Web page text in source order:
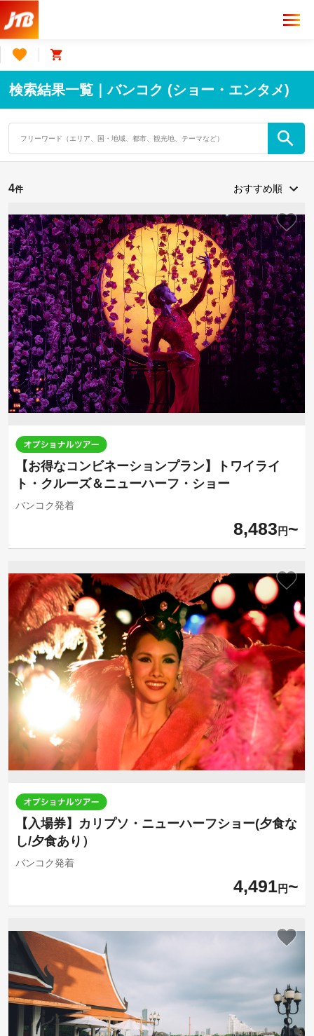
検索結果一覧｜バンコク (ショー・エンタメ)
4件
【お得なコンビネーションプラン】トワイライ
ト・クルーズ＆ニューハーフ・ショー
バンコク発着
8,483 円
【入場券】カリプソ・ニューハーフショー(夕食な
し/夕食あり）
バンコク発着
4,491円